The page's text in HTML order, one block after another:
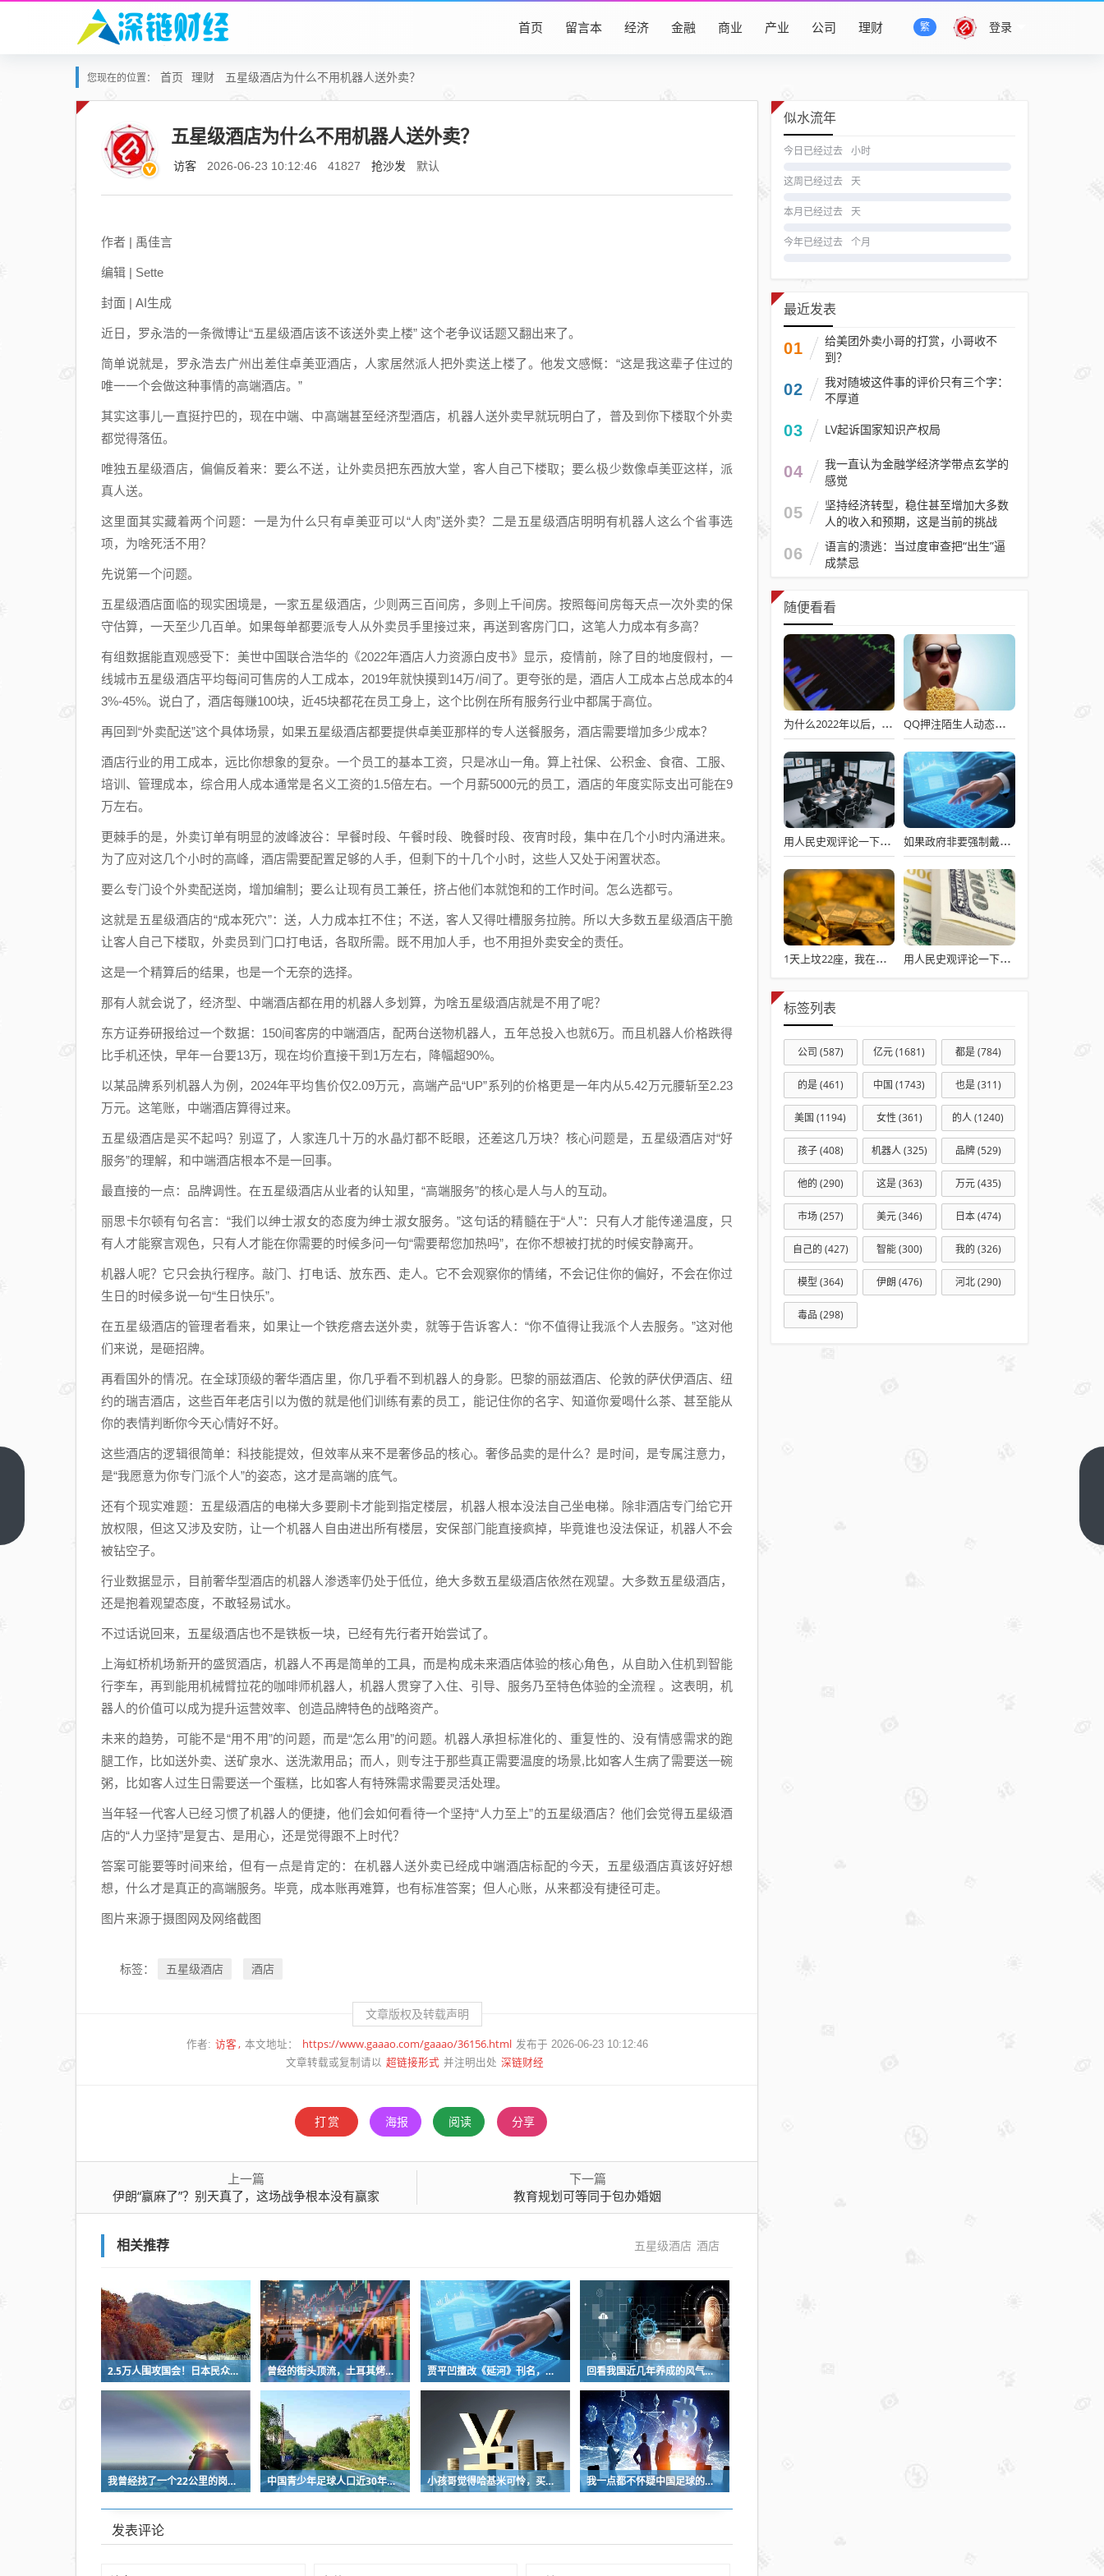
登录
繁
首页 留言本 经济 金融 商业 产业 公司 理财
您现在的位置： 首页 理财 五星级酒店为什么不用机器人送外卖？
五星级酒店为什么不用机器人送外卖？
访客 2026-06-23 10:12:46 41827 抢沙发 默认
作者 | 禹佳言
编辑 | Sette
封面 | AI生成
近日，罗永浩的一条微博让“五星级酒店该不该送外卖上楼” 这个老争议话题又翻出来了。
简单说就是，罗永浩去广州出差住卓美亚酒店，人家居然派人把外卖送上楼了。他发文感慨：“这是我这辈子住过的
唯一一个会做这种事情的高端酒店。”
其实这事儿一直挺拧巴的，现在中端、中高端甚至经济型酒店，机器人送外卖早就玩明白了，普及到你下楼取个外卖
都觉得落伍。
唯独五星级酒店，偏偏反着来：要么不送，让外卖员把东西放大堂，客人自己下楼取；要么极少数像卓美亚这样，派
真人送。
这里面其实藏着两个问题：一是为什么只有卓美亚可以“人肉”送外卖？二是五星级酒店明明有机器人这么个省事选
项，为啥死活不用？
先说第一个问题。
五星级酒店面临的现实困境是，一家五星级酒店，少则两三百间房，多则上千间房。按照每间房每天点一次外卖的保
守估算，一天至少几百单。如果每单都要派专人从外卖员手里接过来，再送到客房门口，这笔人力成本有多高？
有组数据能直观感受下：美世中国联合浩华的《2022年酒店人力资源白皮书》显示，疫情前，除了目的地度假村，一
线城市五星级酒店平均每间可售房的人工成本，2019年就快摸到14万/间了。更夸张的是，酒店人工成本占总成本的4
3%-45%。说白了，酒店每赚100块，近45块都花在员工身上，这个比例在所有服务行业中都属于高位。
再回到“外卖配送”这个具体场景，如果五星级酒店都要提供卓美亚那样的专人送餐服务，酒店需要增加多少成本？
酒店行业的用工成本，远比你想象的复杂。一个员工的基本工资，只是冰山一角。算上社保、公积金、食宿、工服、
培训、管理成本，综合用人成本通常是名义工资的1.5倍左右。一个月薪5000元的员工，酒店的年度实际支出可能在9
万左右。
更棘手的是，外卖订单有明显的波峰波谷：早餐时段、午餐时段、晚餐时段、夜宵时段，集中在几个小时内涌进来。
为了应对这几个小时的高峰，酒店需要配置足够的人手，但剩下的十几个小时，这些人又处于闲置状态。
要么专门设个外卖配送岗，增加编制；要么让现有员工兼任，挤占他们本就饱和的工作时间。怎么选都亏。
这就是五星级酒店的“成本死穴”：送，人力成本扛不住；不送，客人又得吐槽服务拉胯。所以大多数五星级酒店干脆
让客人自己下楼取，外卖员到门口打电话，各取所需。既不用加人手，也不用担外卖安全的责任。
这是一个精算后的结果，也是一个无奈的选择。
那有人就会说了，经济型、中端酒店都在用的机器人多划算，为啥五星级酒店就是不用了呢？
东方证券研报给过一个数据：150间客房的中端酒店，配两台送物机器人，五年总投入也就6万。而且机器人价格跌得
比手机还快，早年一台要13万，现在均价直接干到1万左右，降幅超90%。
以某品牌系列机器人为例，2024年平均售价仅2.09万元，高端产品“UP”系列的价格更是一年内从5.42万元腰斩至2.23
万元。这笔账，中端酒店算得过来。
五星级酒店是买不起吗？别逗了，人家连几十万的水晶灯都不眨眼，还差这几万块？核心问题是，五星级酒店对“好
服务”的理解，和中端酒店根本不是一回事。
最直接的一点：品牌调性。在五星级酒店从业者的认知里，“高端服务”的核心是人与人的互动。
丽思卡尔顿有句名言：“我们以绅士淑女的态度为绅士淑女服务。”这句话的精髓在于“人”：只有人才能传递温度，只
有人才能察言观色，只有人才能在你需要的时候多问一句“需要帮您加热吗”，在你不想被打扰的时候安静离开。
机器人呢？它只会执行程序。敲门、打电话、放东西、走人。它不会观察你的情绪，不会记住你的偏好，不会在你过
生日的时候多说一句“生日快乐”。
在五星级酒店的管理者看来，如果让一个铁疙瘩去送外卖，就等于告诉客人：“你不值得让我派个人去服务。”这对他
们来说，是砸招牌。
再看国外的情况。在全球顶级的奢华酒店里，你几乎看不到机器人的身影。巴黎的丽兹酒店、伦敦的萨伏伊酒店、纽
约的瑞吉酒店，这些百年老店引以为傲的就是他们训练有素的员工，能记住你的名字、知道你爱喝什么茶、甚至能从
你的表情判断你今天心情好不好。
这些酒店的逻辑很简单：科技能提效，但效率从来不是奢侈品的核心。奢侈品卖的是什么？是时间，是专属注意力，
是“我愿意为你专门派个人”的姿态，这才是高端的底气。
还有个现实难题：五星级酒店的电梯大多要刷卡才能到指定楼层，机器人根本没法自己坐电梯。除非酒店专门给它开
放权限，但这又涉及安防，让一个机器人自由进出所有楼层，安保部门能直接疯掉，毕竟谁也没法保证，机器人不会
被钻空子。
行业数据显示，目前奢华型酒店的机器人渗透率仍处于低位，绝大多数五星级酒店依然在观望。大多数五星级酒店，
还是抱着观望态度，不敢轻易试水。
不过话说回来，五星级酒店也不是铁板一块，已经有先行者开始尝试了。
上海虹桥机场新开的盛贸酒店，机器人不再是简单的工具，而是构成未来酒店体验的核心角色，从自助入住机到智能
行李车，再到能用机械臂拉花的咖啡师机器人，机器人贯穿了入住、引导、服务乃至特色体验的全流程 。这表明，机
器人的价值可以成为提升运营效率、创造品牌特色的战略资产。
未来的趋势，可能不是“用不用”的问题，而是“怎么用”的问题。机器人承担标准化的、重复性的、没有情感需求的跑
腿工作，比如送外卖、送矿泉水、送洗漱用品；而人，则专注于那些真正需要温度的场景,比如客人生病了需要送一碗
粥，比如客人过生日需要送一个蛋糕，比如客人有特殊需求需要灵活处理。
当年轻一代客人已经习惯了机器人的便捷，他们会如何看待一个坚持“人力至上”的五星级酒店？他们会觉得五星级酒
店的“人力坚持”是复古、是用心，还是觉得跟不上时代？
答案可能要等时间来给，但有一点是肯定的：在机器人送外卖已经成中端酒店标配的今天，五星级酒店真该好好想
想，什么才是真正的高端服务。毕竟，成本账再难算，也有标准答案；但人心账，从来都没有捷径可走。
图片来源于摄图网及网络截图
标签： 五星级酒店 酒店
文章版权及转载声明
作者: 访客 本文地址： https://www.gaaao.com/gaaao/36156.html 发布于 2026-06-23 10:12:46
文章转载或复制请以 超链接形式 并注明出处 深链财经
打赏 海报 阅读 分享
上一篇
伊朗“赢麻了”？别天真了，这场战争根本没有赢家
下一篇
教育规划可等同于包办婚姻
相关推荐 五星级酒店 酒店
2.5万人围攻国会！日本民众怒了：让她下台！ 曾经的街头顶流，土耳其烤肉为什么消失了？ 贾平凹擅改《延河》刊名，到底错在哪里？这三点才是问题的关键 回看我国近几年养成的风气习惯
我曾经找了一个22公里的岗位，坚持了2个星期就坚持不下去了 中国青少年足球人口近30年是断崖式下降 小孩哥觉得哈基米可怜，买了火腿肠喂哈基米，结果哈基米直接叼走他的鹦鹉… 我一点都不怀疑中国足球的未来
发表评论
似水流年
今日已经过去 小时
这周已经过去 天
本月已经过去 天
今年已经过去 个月
最近发表
01
给美团外卖小哥的打赏，小哥收不
到？
02
我对随坡这件事的评价只有三个字：
不厚道
03 LV起诉国家知识产权局
04
我一直认为金融学经济学带点玄学的
感觉
05
坚持经济转型，稳住甚至增加大多数
人的收入和预期，这是当前的挑战
06
语言的溃逃：当过度审查把“出生”逼
成禁忌
随便看看
为什么2022年以后，普通本科招生男女比例数据没有了？ QQ押注陌生人动态：是出奇制胜，或战术冒进
用人民史观评论一下澎湖海战 如果政府非要强制戴头盔，就得先让电动自行车有个放头盔的地方
1天上坟22座，我在偶像坟头忙疯了 用人民史观评论一下澎湖海战
标签列表
公司 (587) 亿元(1681) 都是(784)
的是(461) 中国 (1743) 也是(311)
美国 (1194) 女性 (361) 的人(1240)
孩子(408) 机器人(325) 品牌(529)
他的 (290) 这是(363) 万元(435)
市场(257) 美元(346) 日本(474)
自己的 (427) 智能(300) 我的 (326)
模型 (364) 伊朗 (476) 河北(290)
毒品 (298)